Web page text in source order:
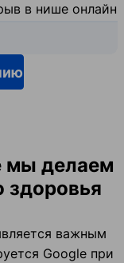
в нише
мы делаем
здоровья
важным
Google при